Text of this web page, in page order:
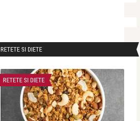
RETETE SI DIETE
RETETE SI DIETE